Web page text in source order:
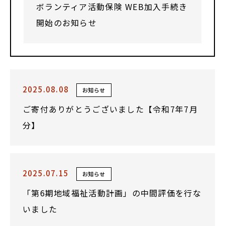
ボランティア活動保険 WEB加入手続き
開始のお知らせ
2025.08.08 お知らせ
ご寄付ありがとうございました【令和7年7月
分】
2025.07.15 お知らせ
「第6期地域福祉活動計画」の中間評価を行な
いました